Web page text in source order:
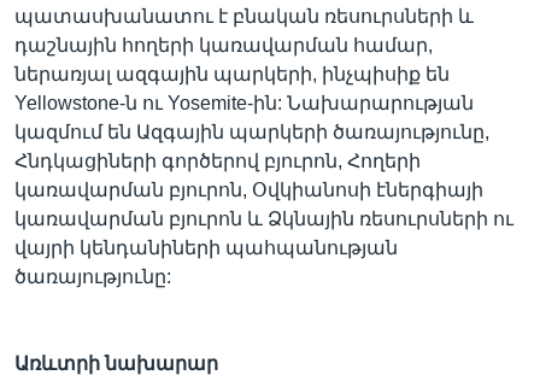
պատասխանատու է բնական ռեսուրսների և
դաշնային հողերի կառավարման համար,
ներառյալ ազգային պարկերի, ինչպիսիք են
Yellowstone-ն ու Yosemite-ին: Նախարարության
կազմում են Ազգային պարկերի ծառայությունը,
Հնդկացիների գործերով բյուրոն, Հողերի
կառավարման բյուրոն, Օվկիանոսի էներգիայի
կառավարման բյուրոն և Ձկնային ռեսուրսների ու
վայրի կենդանիների պահպանության
ծառայությունը:
Առևտրի նախարար